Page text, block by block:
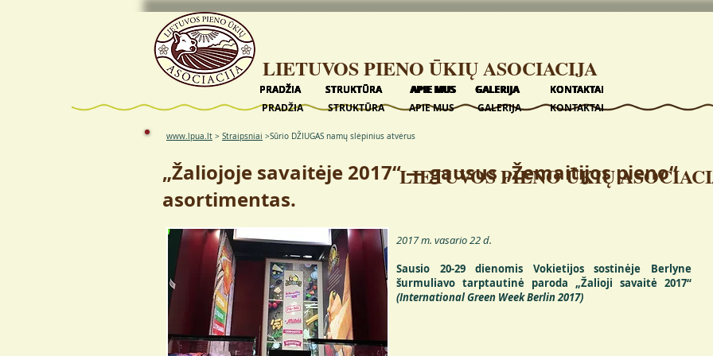
KONTAKTAI
GALERIJA
APIE MUS
STRUKTŪRA
PRADŽIA STRUKTŪRA APIE MUS
PRADŽIA GALERIJA KONTAKTAI
PRADŽIA STRUKTŪRA APIE MUS GALERIJA KONTAKTAI
PRADŽIA STRUKTŪRA APIE MUS GALERIJA KONTAKTAI
PRADŽIA STRUKTŪRA APIE MUS GALERIJA KONTAKTAI
LIETUVOS PIENO ŪKIŲ
LIETUVOS PIENO ŪKIŲ ASOCIACIJA
PRADŽIA STRUKTŪRA APIE MUS GALERIJA KONTAKTAI
„Žaliojoje savaitėje 2017“ — gausus „Žemaitijos pieno“
asortimentas.
www.lpua.lt > Straipsniai >Sūrio DŽIUGAS namų slėpinius atvėrus
2017 m. vasario 22 d.
Sausio 20-29 dienomis Vokietijos sostinėje Berlyne
šurmuliavo tarptautinė paroda „Žalioji savaitė 2017“
(International Green Week Berlin 2017)